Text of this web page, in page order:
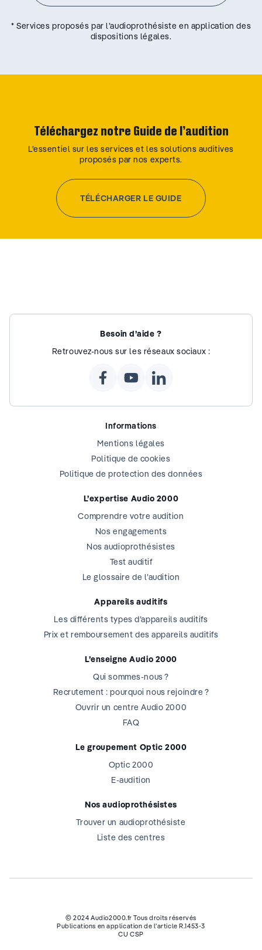
* Services proposés par l’audioprothésiste en application des
dispositions légales.
Téléchargez notre Guide de l’audition
L’essentiel sur les services et les solutions auditives
proposés par nos experts.
TÉLÉCHARGER LE GUIDE
Besoin d’aide ?
Retrouvez-nous sur les réseaux sociaux :
Informations
Mentions légales
Politique de cookies
Politique de protection des données
L’expertise Audio 2000
Comprendre votre audition
Nos engagements
Nos audioprothésistes
Test auditif
Le glossaire de l’audition
Appareils auditifs
Les différents types d’appareils auditifs
Prix et remboursement des appareils auditifs
L’enseigne Audio 2000
Qui sommes-nous ?
Recrutement : pourquoi nous rejoindre ?
Ouvrir un centre Audio 2000
FAQ
Le groupement Optic 2000
Optic 2000
E-audition
Nos audioprothésistes
Trouver un audioprothésiste
Liste des centres
© 2024 Audio2000.fr Tous droits réservés
Publications en application de l’article R.1453-3
CU CSP